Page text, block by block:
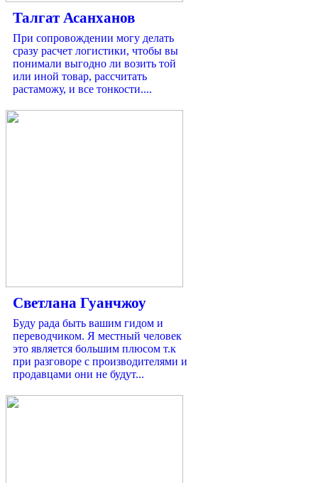
Талгат Асанханов
При сопровождении могу делать
сразу расчет логистики, чтобы вы
понимали выгодно ли возить той
или иной товар, рассчитать
растаможу, и все тонкости....
Светлана Гуанчжоу
Буду рада быть вашим гидом и
переводчиком. Я местный человек
это является большим плюсом т.к
при разговоре с производителями и
продавцами они не будут...